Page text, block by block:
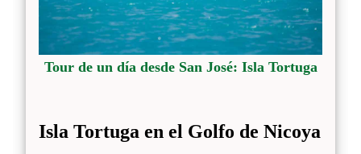
Tour de un día desde San José: Isla Tortuga
Isla Tortuga en el Golfo de Nicoya